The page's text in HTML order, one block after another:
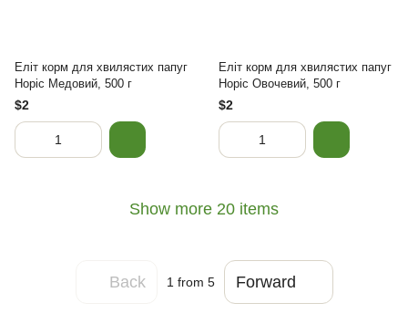
Еліт корм для хвилястих папуг
Норіс Медовий, 500 г
$2
Еліт корм для хвилястих папуг
Норіс Овочевий, 500 г
$2
Show more 20 items
Back 1 from 5 Forward